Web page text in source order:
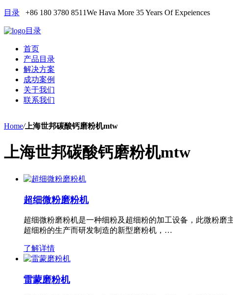
目录 +86 180 3780 8511We Hava More 35 Years Of Expeiences
目录
首页
产品目录
解决方案
成功案例
关于我们
联系我们
Home/上海世邦碳酸钙磨粉机mtw
上海世邦碳酸钙磨粉机mtw
超细微粉磨粉机
超细微粉磨粉机是一种细粉及超细粉的加工设备，此微粉磨
超细粉的生产而研发制造的新型磨粉机，…
了解详情
雷蒙磨粉机